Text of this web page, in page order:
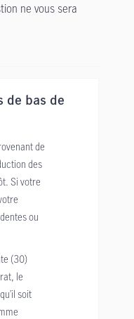
ne vous sera
de bas de
de
des
Si votre
ou
(30)
le
soit